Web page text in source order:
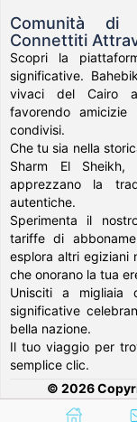
Comunità di
Connettiti
Scopri la
significative.
vivaci del Cairo
favorendo
condivisi.
Che tu sia nella
Sharm El Sheikh,
apprezzano la
autentiche.
Sperimenta il
tariffe di
esplora altri egiziani
che onorano la tua
Unisciti a migliaia
significative
bella nazione.
Il tuo viaggio per
semplice clic.
© 2026